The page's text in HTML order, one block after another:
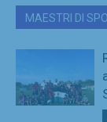
MAESTRI DI